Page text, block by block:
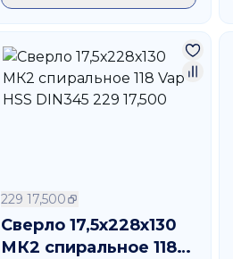
229 17,500
Сверло 17,5х228х130
МК2 спиральное 118